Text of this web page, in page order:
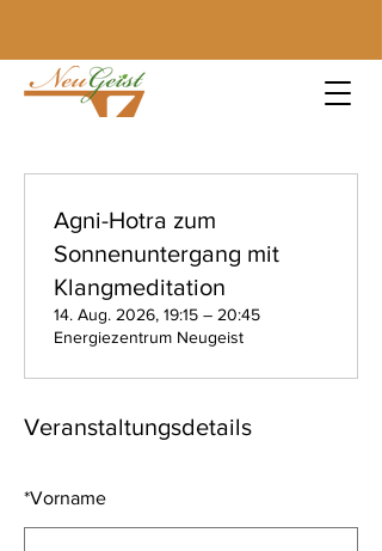
Veranstaltungsdetails
*Vorname
Agni-Hotra zum
Sonnenuntergang mit
Klangmeditation
14. Aug. 2026, 19:15 – 20:45
Energiezentrum Neugeist